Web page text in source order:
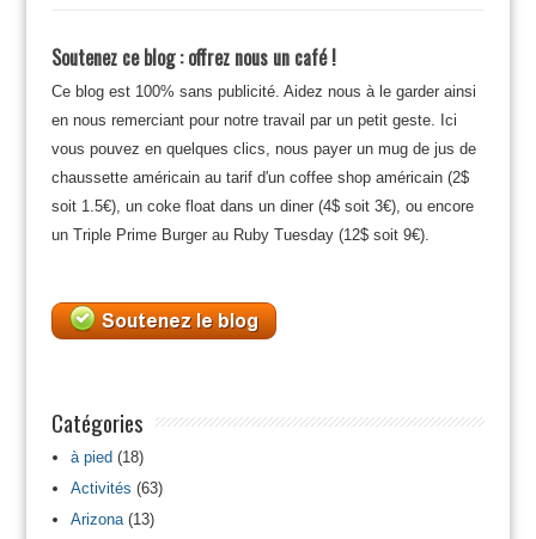
Soutenez ce blog : offrez nous un café !
Ce blog est 100% sans publicité. Aidez nous à le garder ainsi
en nous remerciant pour notre travail par un petit geste. Ici
vous pouvez en quelques clics, nous payer un mug de jus de
chaussette américain au tarif d'un coffee shop américain (2$
soit 1.5€), un coke float dans un diner (4$ soit 3€), ou encore
un Triple Prime Burger au Ruby Tuesday (12$ soit 9€).
Catégories
à pied(18)
Activités (63)
Arizona(13)